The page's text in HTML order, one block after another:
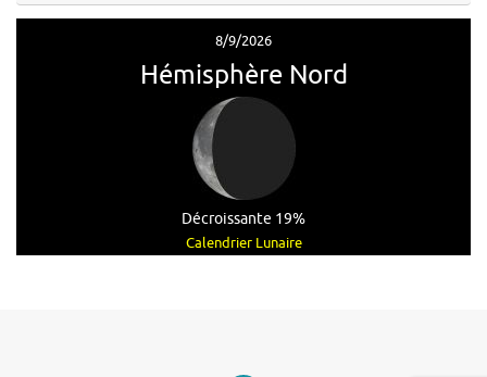
8/9/2026
Hémisphère Nord
Décroissante 19%
Calendrier Lunaire